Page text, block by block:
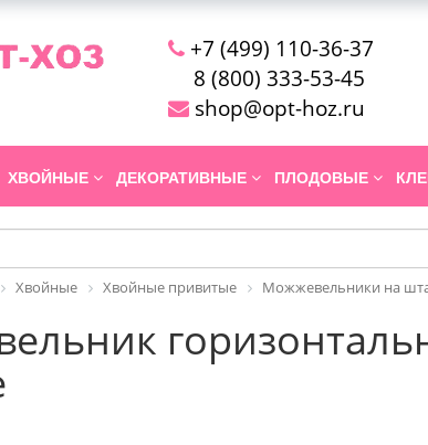
+7 (499) 110-36-37
8 (800) 333-53-45
shop@opt-hoz.ru
ХВОЙНЫЕ ДЕКОРАТИВНЫЕ ПЛОДОВЫЕ
Хвойные Хвойные привитые Можжевельники на